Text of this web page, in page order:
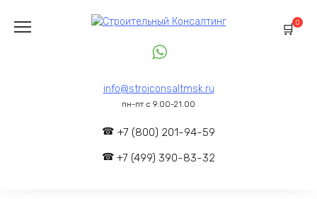
содержанию
info@stroiconsaltmsk.ru
пн-пт с 9.00-21.00
+7 (800) 201-94-59
+7 (499) 390-83-32
0